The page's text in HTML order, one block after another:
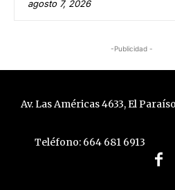
agosto 7, 2026
-Publicidad -
Av. Las Américas 4633, El
Teléfono: 664 681 6913